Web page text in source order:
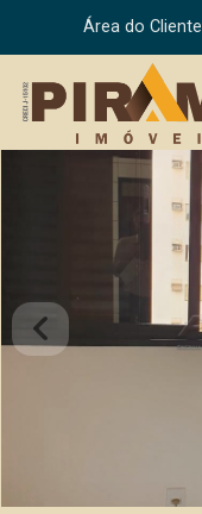
Área do Cliente